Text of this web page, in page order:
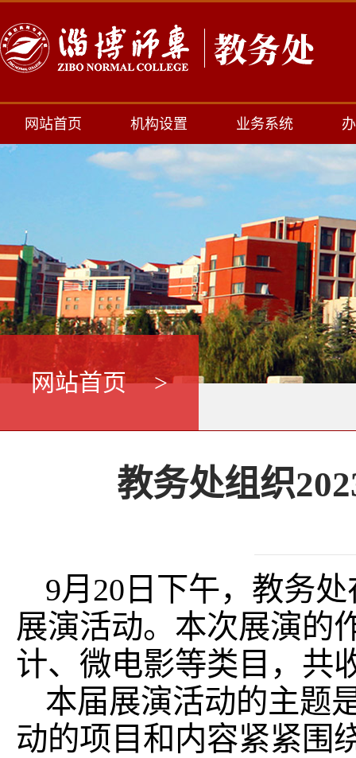
网站首页 机构设置 业务系统
网站首页 >
教务处组织
9月20日下午，教务
展演活动。本次展演的
计、微电影等类目，共
本届展演活动的主题
动的项目和内容紧紧围